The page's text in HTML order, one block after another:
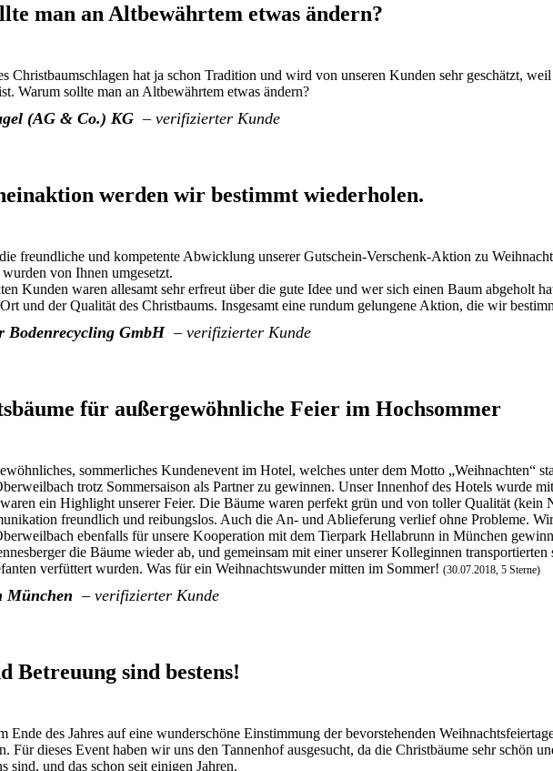
man an Altbewährtem etwas ändern?
Christbaumschlagen hat ja schon Tradition und wird von unseren Kunden sehr geschätzt, weil
Warum sollte man an Altbewährtem etwas ändern?
(AG & Co.) KG– verifizierter Kunde
werden wir bestimmt wiederholen.
freundliche und kompetente Abwicklung unserer Gutschein-Verschenk-Aktion zu
von Ihnen umgesetzt.
Kunden waren allesamt sehr erfreut über die gute Idee und wer sich einen Baum abgeholt
und der Qualität des Christbaums. Insgesamt eine rundum gelungene Aktion, die wir
Bodenrecycling GmbH– verifizierter Kunde
für außergewöhnliche Feier im Hochsommer
sommerliches Kundenevent im Hotel, welches unter dem Motto „Weihnachten“
trotz Sommersaison als Partner zu gewinnen. Unser Innenhof des Hotels wurde
ein Highlight unserer Feier. Die Bäume waren perfekt grün und von toller Qualität (kein
freundlich und reibungslos. Auch die An- und Ablieferung verlief ohne Probleme.
ebenfalls für unsere Kooperation mit dem Tierpark Hellabrunn in München
die Bäume wieder ab, und gemeinsam mit einer unserer Kolleginnen
verfüttert wurden. Was für ein Weihnachtswunder mitten im Sommer! (30.07.2018, 5 Sterne)
München – verifizierter Kunde
Betreuung sind bestens!
Ende des Jahres auf eine wunderschöne Einstimmung der bevorstehenden
Für dieses Event haben wir uns den Tannenhof ausgesucht, da die Christbäume sehr schön
sind, und das schon seit einigen Jahren.